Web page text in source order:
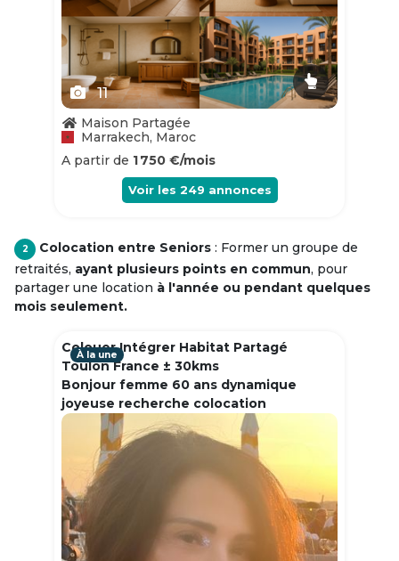
11
Maison Partagée
Marrakech, Maroc
A partir de 1 750 €/mois
Voir les 249 annonces
2 Colocation entre Seniors : Former un groupe de
retraités, ayant plusieurs points en commun, pour
partager une location à l'année ou pendant quelques
mois seulement.
Colouer Intégrer Habitat Partagé
Toulon France ± 30kms
Bonjour femme 60 ans dynamique
joyeuse recherche colocation
À la une